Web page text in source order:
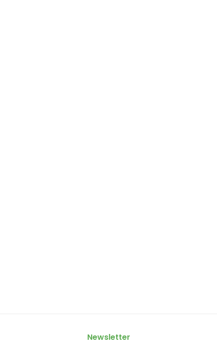
Newsletter